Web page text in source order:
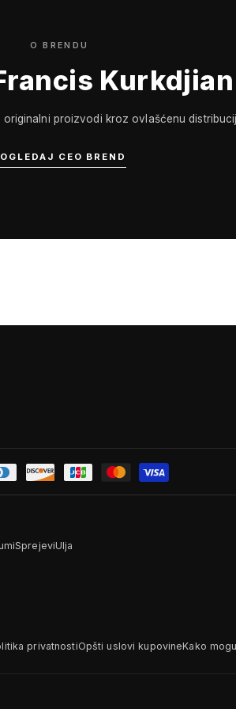
O BRENDU
Kurkdjian
originalni proizvodi kroz ovlašćenu
CEO BREND
SprejeviUlja
privatnostiOpšti uslovi kupovineKako